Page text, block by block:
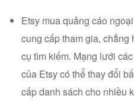
Etsy mua quảng cáo
cung cấp tham gia,
cụ tìm kiếm. Mạng lưới
của Etsy có thể thay đổi
cấp danh sách cho nhiều